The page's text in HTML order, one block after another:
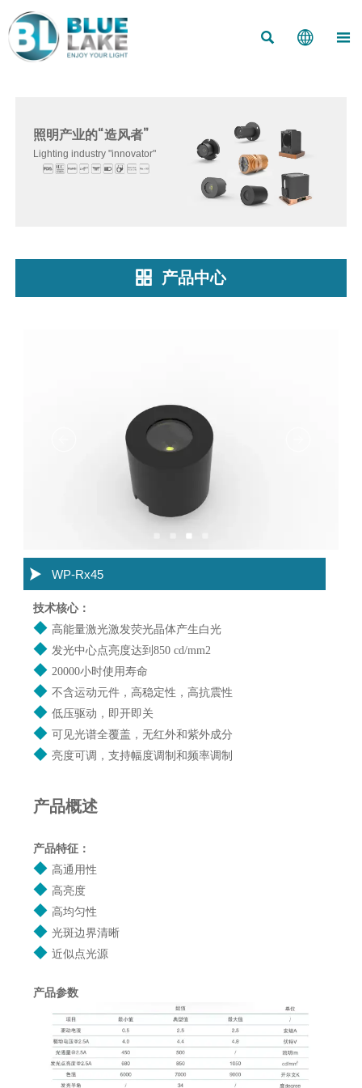
  
照明产业的“造风者”
Lighting industry "innovator"
 产品中心
 WP-Rx45
技术核心：
◆ 高能量激光激发荧光晶体产生白光
◆ 发光中心点亮度达到850 cd/mm2
◆ 20000小时使用寿命
◆ 不含运动元件，高稳定性，高抗震性
◆ 低压驱动，即开即关
◆ 可见光谱全覆盖，无红外和紫外成分
◆ 亮度可调，支持幅度调制和频率调制
产品概述
产品特征：
◆ 高通用性
◆ 高亮度
◆ 高均匀性
◆ 光斑边界清晰
◆ 近似点光源
产品参数